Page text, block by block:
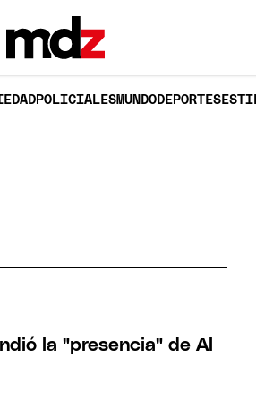
POLICIALESMUNDODEPORTES
la "presencia" de Al